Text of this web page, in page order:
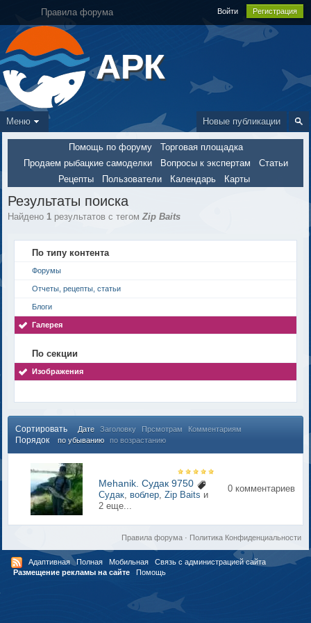
Правила форума Войти Регистрация
АРК
Новые публикации
Меню
Помощь по форуму
Торговая площадка
Продаем рыбацкие самоделки
Вопросы к экспертам
Статьи
Рецепты
Пользователи Календарь Карты
Результаты поиска
Найдено 1 результатов с тегомZip Baits
По типу контента
Форумы
Отчеты, рецепты, статьи
Блоги
Галерея
По секции
Изображения
Сортировать Дате Заголовку Прсмотрам Комментариям
Порядок по убыванию по возрастанию
Mehanik. Судак 9750
Судак, воблер,Zip Baits и
2 еще...
0 комментариев
Политика Конфиденциальности
Правила форума·
Адаптивная Полная Мобильная
Связь с администрацией сайта
Размещение рекламы на сайте
Помощь